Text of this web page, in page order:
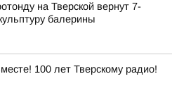
на Тверской вернут 7-
балерины
100 лет Тверскому радио!